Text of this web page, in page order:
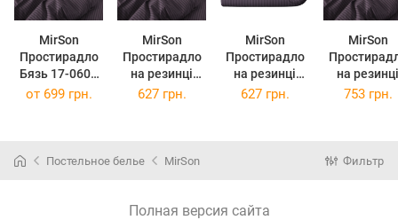
MirSon
Простирадло
Бязь 17-0603
Stripe Violet
MirSon
Простирадло
на резинці
полуторне
MirSon
Простирадло
на резинці
полуторне
MirSon
на резинці
полуторне
от 699 грн. 627 грн. 627 грн. 753 грн.
Постельное белье MirSon Фильтр
Полная версия сайта